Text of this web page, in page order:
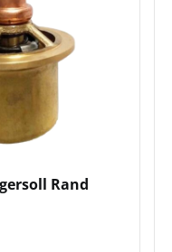
просмотр
Rand